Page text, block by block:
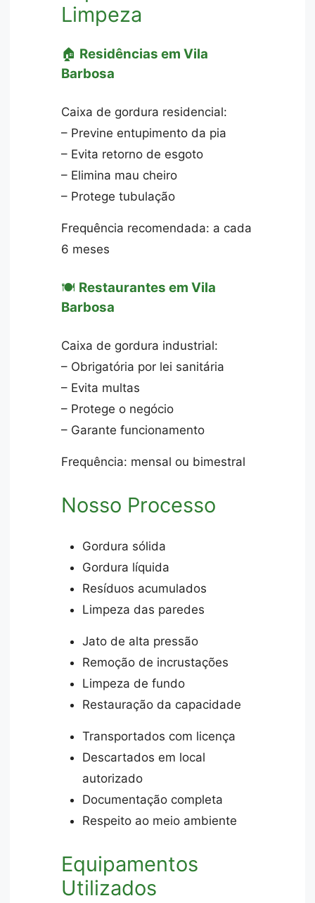
Limpeza
🏠 Residências em Vila
Barbosa
Caixa de gordura residencial:
– Previne entupimento da pia
– Evita retorno de esgoto
– Elimina mau cheiro
– Protege tubulação
Frequência recomendada: a cada
6 meses
🍽️ Restaurantes em Vila
Barbosa
Caixa de gordura industrial:
– Obrigatória por lei sanitária
– Evita multas
– Protege o negócio
– Garante funcionamento
Frequência: mensal ou bimestral
Nosso Processo
Gordura sólida
Gordura líquida
Resíduos acumulados
Limpeza das paredes
Jato de alta pressão
Remoção de incrustações
Limpeza de fundo
Restauração da capacidade
Transportados com licença
Descartados em local
autorizado
Documentação completa
Respeito ao meio ambiente
Equipamentos
Utilizados